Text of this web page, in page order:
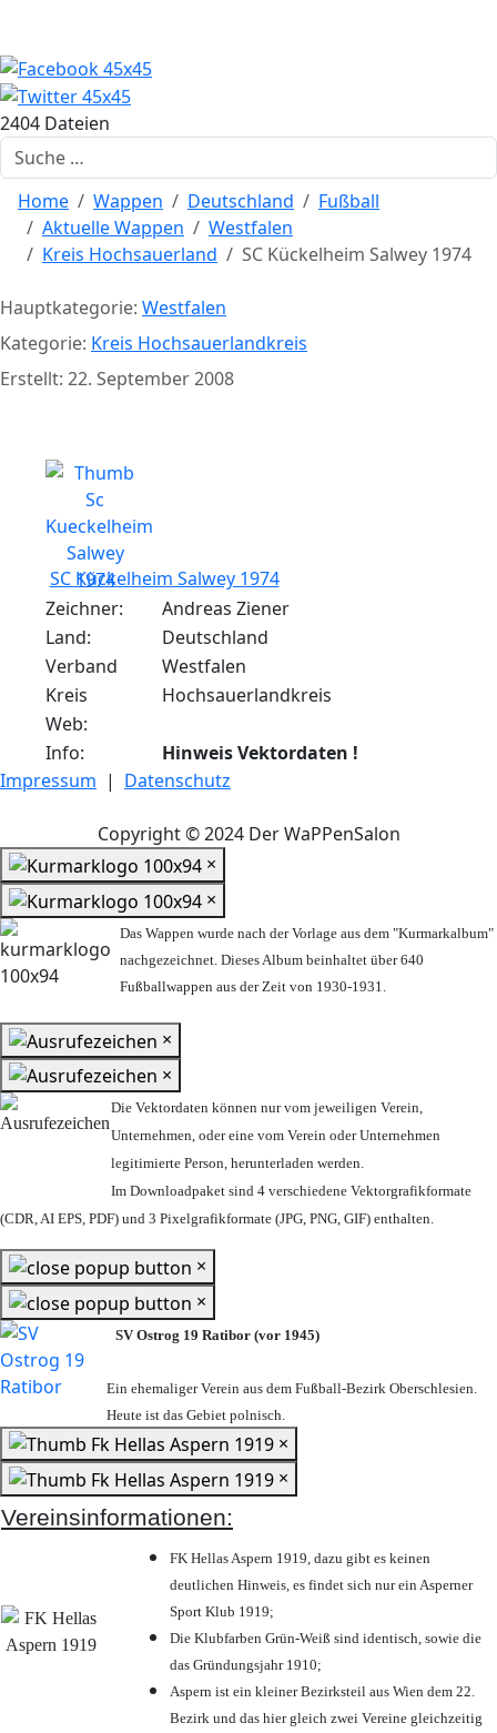
2404 Dateien
Suchen
Home Wappen Deutschland
Fußball
Aktuelle Wappen
Westfalen
Kreis Hochsauerland
SC Kückelheim Salwey 1974
Hauptkategorie: Westfalen
Kategorie: Kreis Hochsauerlandkreis
Erstellt: 22. September 2008
SC Kückelheim Salwey 1974
Zeichner:
Andreas Ziener
Land:
Deutschland
Verband
Westfalen
Kreis
Hochsauerlandkreis
Web:
Info:
Hinweis Vektordaten !
Impressum | Datenschutz
Copyright © 2024 Der WaPPenSalon
×
×
Das Wappen wurde nach der Vorlage aus dem "Kurmarkalbum"
nachgezeichnet. Dieses Album beinhaltet über 640
Fußballwappen aus der Zeit von 1930-1931.
×
×
Die Vektordaten können nur vom jeweiligen Verein,
Unternehmen, oder eine vom Verein oder Unternehmen
legitimierte Person, herunterladen werden.
Im Downloadpaket sind 4 verschiedene Vektorgrafikformate
(CDR, AI EPS, PDF) und 3 Pixelgrafikformate (JPG, PNG, GIF) enthalten.
×
×
SV Ostrog 19 Ratibor (vor 1945)
Ein ehemaliger Verein aus dem Fußball-Bezirk Oberschlesien.
Heute ist das Gebiet polnisch.
×
×
Vereinsinformationen:
FK Hellas Aspern 1919, dazu gibt es keinen
deutlichen Hinweis, es findet sich nur ein Asperner
Sport Klub 1919;
Die Klubfarben Grün-Weiß sind identisch, sowie die
das Gründungsjahr 1910;
Aspern ist ein kleiner Bezirksteil aus Wien dem 22.
Bezirk und das hier gleich zwei Vereine gleichzeitig